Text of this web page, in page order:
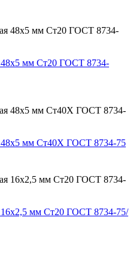
48х5 мм Ст20 ГОСТ 8734-
48х5 мм Ст40Х ГОСТ 8734-75
16х2,5 мм Ст20 ГОСТ 8734-75/